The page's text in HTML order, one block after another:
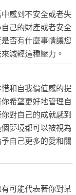
感到不安全或者失
己的財產或者安全
否有什麼事情讓您
減輕這種壓力。
和自我價值感的提
希望更好地管理自
對自己的成就感到
夢境都可以被視為
自己更多的愛和關
可能代表著你對某